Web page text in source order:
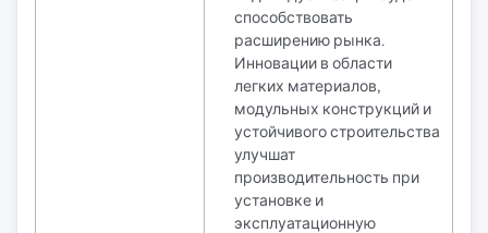
способствовать
расширению рынка.
Инновации в области
легких материалов,
модульных конструкций и
устойчивого строительства
улучшат
производительность при
установке и
эксплуатационную